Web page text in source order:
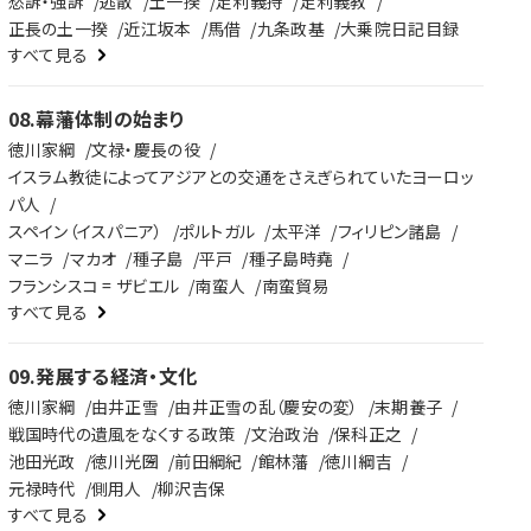
正長の土一揆
近江坂本 馬借 九条政基
大乗院日記目録
すべて見る
08.幕藩体制の始まり
徳川家綱
文禄・慶長の役
イスラム教徒によってアジアとの交通をさえぎられていたヨーロッ
パ人
スペイン（イスパニア）
ポルトガル 太平洋
フィリピン諸島
マニラ
マカオ 種子島 平戸
種子島時堯
フランシスコ = ザビエル
南蛮人
南蛮貿易
すべて見る
09.発展する経済・文化
徳川家綱 由井正雪 由井正雪の乱（慶安の変）
末期養子
戦国時代の遺風をなくする政策
文治政治
保科正之
池田光政
徳川光圀 前田綱紀 館林藩
徳川綱吉
元禄時代
側用人
柳沢吉保
すべて見る